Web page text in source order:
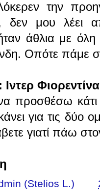
την
δεν μου λέει
άθλια με
Οπότε πάμε
Ιντερ
προσθέσω κάτι
για τις δύο
γιατί πάω
(Stelios L.)